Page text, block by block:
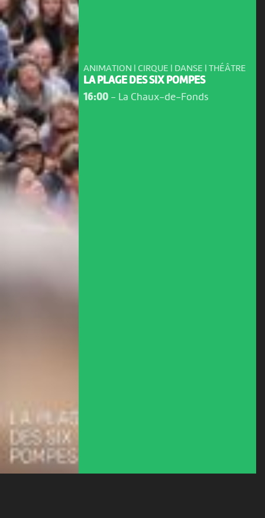
ANIMATION | CIRQUE | DANSE | THÉÂTRE
LA PLAGE DES SIX POMPES
16:00- La Chaux-de-Fonds